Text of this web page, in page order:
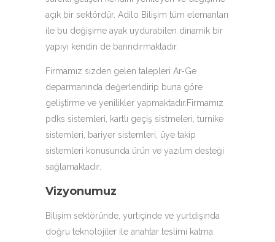
açık bir sektördür. Adilo Bilişim tüm elemanları
ile bu değişime ayak uydurabilen dinamik bir
yapıyı kendin de barındırmaktadır.
Firmamız sizden gelen talepleri Ar-Ge
deparmanında değerlendirip buna göre
geliştirme ve yenilikler yapmaktadır.Firmamız
pdks sistemleri, kartlı geçiş sistmeleri, turnike
sistemleri, bariyer sistemleri, üye takip
sistemleri konusunda ürün ve yazılım desteği
sağlamaktadır.
Vizyonumuz
Bilişim sektöründe, yurtiçinde ve yurtdışında
doğru teknolojiler ile anahtar teslimi katma